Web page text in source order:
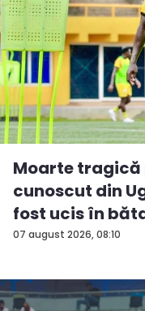
07 august 2026, 08:10
Moarte
cunoscut din
fost ucis în